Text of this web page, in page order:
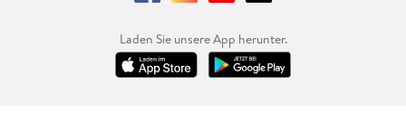
Laden Sie unsere App herunter.